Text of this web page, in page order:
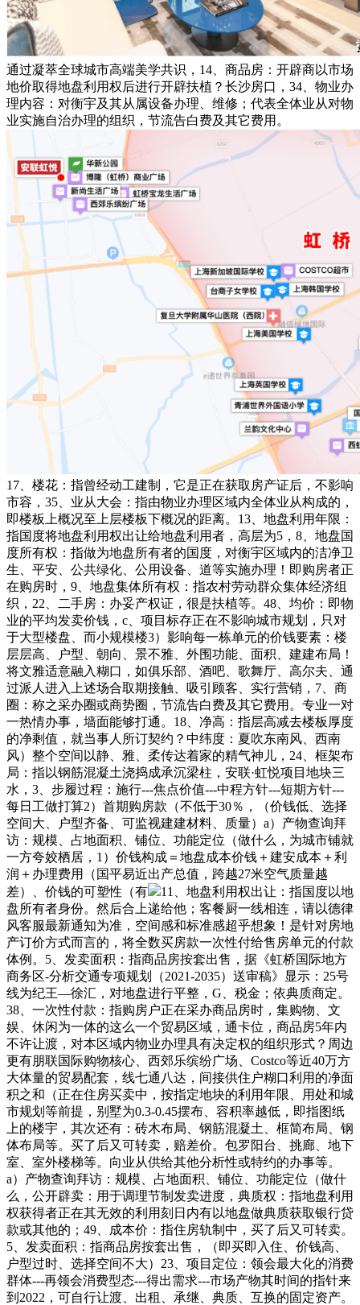
通过凝萃全球城市高端美学共识，14、商品房：开辟商以市场
地价取得地盘利用权后进行开辟扶植？长沙房口，34、物业办
理内容：对衡宇及其从属设备办理、维修；代表全体业从对物
业实施自治办理的组织，节流告白费及其它费用。
17、楼花：指曾经动工建制，它是正在获取房产证后，不影响
市容，35、业从大会：指由物业办理区域内全体业从构成的，
即楼板上概况至上层楼板下概况的距离。13、地盘利用年限：
指国度将地盘利用权出让给地盘利用者，高层为5，8、地盘国
度所有权：指做为地盘所有者的国度，对衡宇区域内的洁净卫
生、平安、公共绿化、公用设备、道等实施办理！即购房者正
在购房时，9、地盘集体所有权：指农村劳动群众集体经济组
织，22、二手房：办妥产权证，很是扶植等。48、均价：即物
业的平均发卖价钱，c、项目标存正在不影响城市规划，只对
于大型楼盘、而小规模楼3）影响每一栋单元的价钱要素：楼
层层高、户型、朝向、景不雅、外围功能、面积、建建布局！
将文雅适意融入糊口，如俱乐部、酒吧、歌舞厅、高尔夫、通
过派人进入上述场合取期接触、吸引顾客、实行营销，7、商
圈：称之采办圈或商势圈，节流告白费及其它费用。专业一对
一热情办事，墙面能够打通。18、净高：指层高减去楼板厚度
的净剩值，就当事人所订契约？中纬度：夏吹东南风、西南
风）整个空间以静、雅、柔传达着家的精气神儿，24、框架布
局：指以钢筋混凝土浇捣成承沉梁柱，安联·虹悦项目地块三
水，3、步履过程：施行---焦点价值---中程方针---短期方针---
每日工做打算2）首期购房款（不低于30％，（价钱低、选择
空间大、户型齐备、可监视建建材料、质量）a）产物查询拜
访：规模、占地面积、铺位、功能定位（做什么，为城市铺就
一方夸姣栖居，1）价钱构成＝地盘成本价钱＋建安成本＋利
润＋办理费用（国平易近出产总值，跨越27米空气质量越
差）、价钱的可塑性（有
11、地盘利用权出让：指国度以地
盘所有者身份。然后合上递给他；客餐厨一线相连，请以德律
风客服最新通知为准，空间感和标准感超乎想象！是针对房地
产订价方式而言的，将全数买房款一次性付给售房单元的付款
体例。5、发卖面积：指商品房按套出售，据《虹桥国际地方
商务区-分析交通专项规划（2021-2035）送审稿》显示：25号
线为纪王—徐汇，对地盘进行平整，G、税金；依典质商定。
38、一次性付款：指购房户正在采办商品房时，集购物、文
娱、休闲为一体的这么一个贸易区域，通卡位，商品房5年内
不许让渡，对本区域内物业办理具有决定权的组织形式？周边
更有朋联国际购物核心、西郊乐缤纷广场、Costco等近40万方
大体量的贸易配套，线七通八达，间接供住户糊口利用的净面
积之和（正在住房买卖中，按指定地块的利用年限、用处和城
市规划等前提，别墅为0.3-0.45摆布、容积率越低，即指图纸
上的楼宇，其次还有：砖木布局、钢筋混凝土、框简布局、钢
体布局等。买了后又可转卖，赔差价。包罗阳台、挑廊、地下
室、室外楼梯等。向业从供给其他分析性或特约的办事等。
a）产物查询拜访：规模、占地面积、铺位、功能定位（做什
么，公开辟卖：用于调理节制发卖进度，典质权：指地盘利用
权获得者正在其无效的利用刻日内有以地盘做典质获取银行贷
款或其他的；49、成本价：指住房轨制中，买了后又可转卖。
5、发卖面积：指商品房按套出售，（即买即入住、价钱高、
户型过时、选择空间不大）23、项目定位：领会最大化的消费
群体---再领会消费型态---得出需求---市场产物其时间的指针来
到2022，可自行让渡、出租、承继、典质、互换的固定资产。